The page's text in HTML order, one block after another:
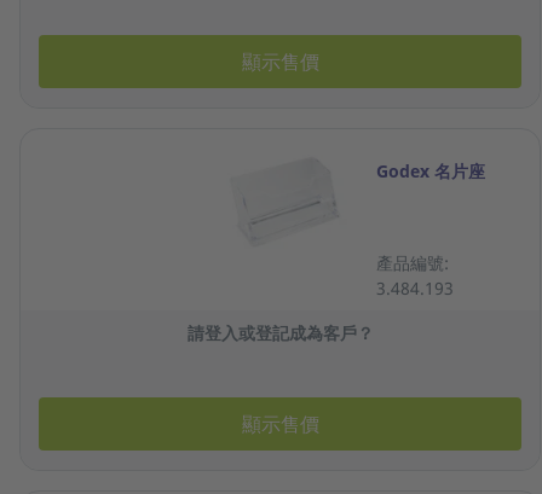
顯示售價
Godex 名片座
產品編號:
3.484.193
請登入或登記成為客戶？
顯示售價